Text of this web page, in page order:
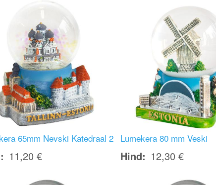
65mm Nevski Katedraal 2
11,20 €
Lumekera 80 mm Veski
Hind 12,30 €